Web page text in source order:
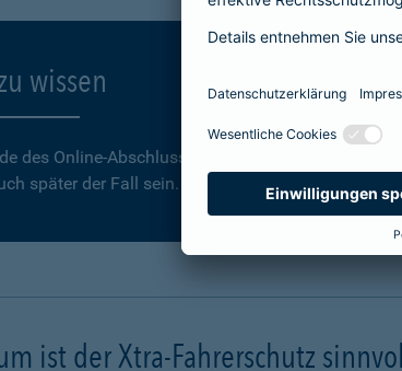
wissen
des Online-Abschlusses können Sie selbst
später der Fall sein.
ist der Xtra-Fahrerschutz